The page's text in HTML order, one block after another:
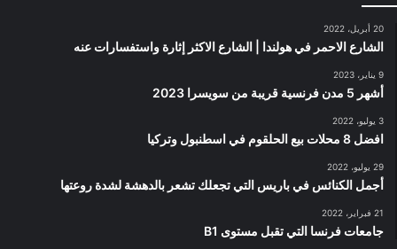
20 أبريل، 2022
الشارع الاحمر في هولندا | الشارع الاكثر إثارة واستفسارات عنه
9 يناير، 2023
أشهر 5 مدن فرنسية قريبة من سويسرا 2023
3 يوليو، 2022
افضل 8 محلات بيع الحلقوم في اسطنبول وتركيا
29 يوليو، 2022
أجمل الكنائس في باريس التي تجعلك تشعر بالدهشة لشدة روعتها
21 فبراير، 2022
جامعات فرنسا التي تقبل مستوى B1